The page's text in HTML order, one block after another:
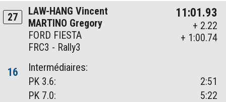
27
LAW-HANG Vincent
MARTINO Gregory
FORD FIESTA
FRC3 - Rally3
11:01.93
+ 2.22
+ 1:00.74
16
Intermédiaires:
PK 3.6:
2:51
PK 7.0:
5:22